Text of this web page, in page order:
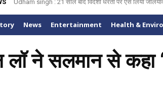
Udham singh : 21 साल बाद विदेशी धरती पर ऐसे लिया
News Entertainment Health &
ने सलमान से कहा